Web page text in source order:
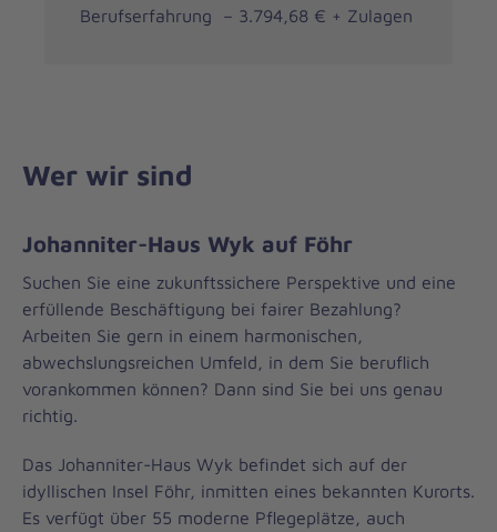
Berufserfahrung – 3.794,68 € + Zulagen
Wer wir sind
Johanniter-Haus Wyk auf Föhr
Suchen Sie eine zukunftssichere Perspektive und eine
erfüllende Beschäftigung bei fairer Bezahlung?
Arbeiten Sie gern in einem harmonischen,
abwechslungsreichen Umfeld, in dem Sie beruflich
vorankommen können? Dann sind Sie bei uns genau
richtig.
Das Johanniter-Haus Wyk befindet sich auf der
idyllischen Insel Föhr, inmitten eines bekannten Kurorts.
Es verfügt über 55 moderne Pflegeplätze, auch